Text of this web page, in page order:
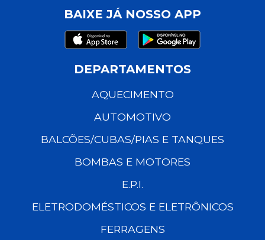
BAIXE JÁ NOSSO APP
DEPARTAMENTOS
AQUECIMENTO
AUTOMOTIVO
BALCÕES/CUBAS/PIAS E TANQUES
BOMBAS E MOTORES
E.P.I.
ELETRODOMÉSTICOS E ELETRÔNICOS
FERRAGENS